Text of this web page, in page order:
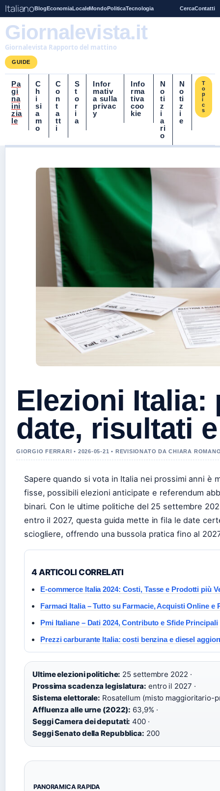
ItalianoBlogEconomiaLocaleMondoPoliticaTecnologia CercaContatti
Giornalevista.it
Giornalevista Rapporto del mattino
GUIDE
Pa
gi
na
ini
zia
le
C
h
i
si
a
m
o
C
o
n
t
a
tt
i
S
t
o
r
i
a
Infor
mativ
a sulla
privac
y
Info
rma
tiva
coo
kie
N
o
ti
z
i
a
ri
o
N
o
ti
z
i
e
T
o
p
i
c
s
Elezioni Italia:
date, risultati
GIORGIO FERRARI • 2026-05-21 • REVISIONATO DA CHIARA
Sapere quando si vota in Italia nei prossimi anni è
fisse, possibili elezioni anticipate e referendum
binari. Con le ultime politiche del 25 settembre
entro il 2027, questa guida mette in fila le date
sciogliere, offrendo una bussola pratica fino al
4 ARTICOLI CORRELATI
E-commerce Italia 2024: Costi, Tasse e Prodotti più
Farmaci Italia – Tutto su Farmacie, Acquisti Online e
Pmi Italiane – Dati 2024, Contributo e Sfide Principali
Prezzi carburante Italia: costi benzina e diesel
Ultime elezioni politiche: 25 settembre 2022 ·
Prossima scadenza legislatura: entro il 2027 ·
Sistema elettorale: Rosatellum (misto maggioritario-
Affluenza alle urne (2022): 63,9% ·
Seggi Camera dei deputati: 400 ·
Seggi Senato della Repubblica: 200
PANORAMICA RAPIDA